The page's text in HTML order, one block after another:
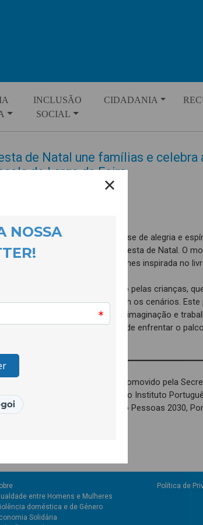
INCLUSÃO
SOCIAL
CIDADANIA
de Natal une famílias e celebra
do Largo da Feira
2025
do Largo da Feira encheu-se de alegria e
e comunidade para a sua Festa de Natal. O
da peça de teatro de fantoches inspirada no
teatro foi inteiramente construído pelas crianças,
os fantoches e desenharam os cenários.
exemplo de criatividade, imaginação e
a superação e a coragem de enfrentar o
projecto Quero Ser Mais E9G é promovido pela
e do Desporto, através do Instituto
I.P. e é cofinanciado pelo Pessoas 2030,
entre Homens e Mulheres
doméstica e de Género
Solidária
Política de